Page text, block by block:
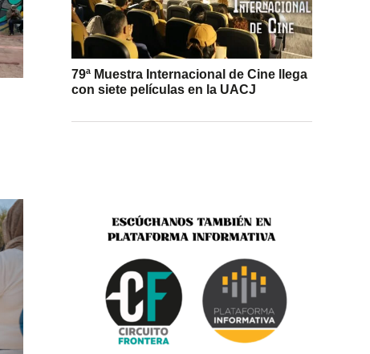
79ª Muestra Internacional de Cine llega
con siete películas en la UACJ